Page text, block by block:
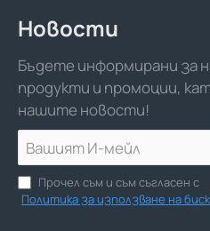
Новости
Бъдете информирани за
продукти и промоции,
нашите новости!
И-
мейл
Прочел съм и съм съгласен с
Политика за използване на